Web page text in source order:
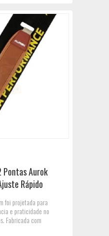
Pontas Aurok
Rápido
foi projetada para
e praticidade no
Fabricada com